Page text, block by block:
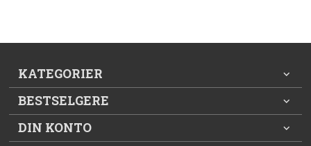
KATEGORIER
BESTSELGERE
DIN KONTO